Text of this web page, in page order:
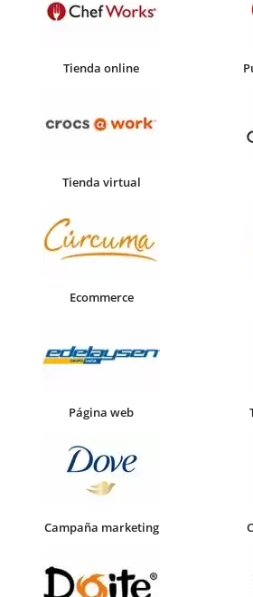
Tienda online
Tienda virtual
Ecommerce
Página web
Campaña marketing